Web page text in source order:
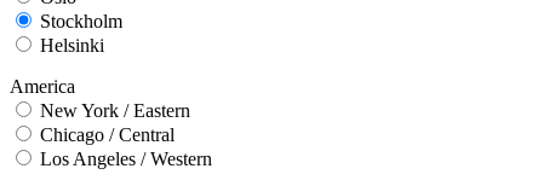
Stockholm
Helsinki
America
New York / Eastern
Chicago / Central
Los Angeles / Western